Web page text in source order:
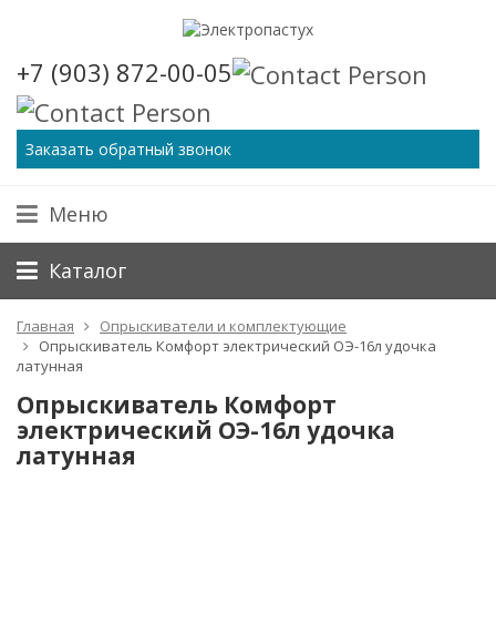
+7 (903) 872-00-05
Заказать обратный звонок
Меню
Каталог
Главная
Опрыскиватели и комплектующие
Опрыскиватель Комфорт электрический ОЭ-16л удочка
латунная
Опрыскиватель Комфорт
электрический ОЭ-16л удочка
латунная